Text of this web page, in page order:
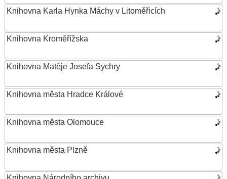
Knihovna Karla Hynka Máchy v Litoměřicích
Knihovna Kroměřížska
Knihovna Matěje Josefa Sychry
Knihovna města Hradce Králové
Knihovna města Olomouce
Knihovna města Plzně